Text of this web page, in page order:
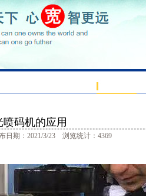
码机的应用
期：2021/3/23 浏览统计：4369